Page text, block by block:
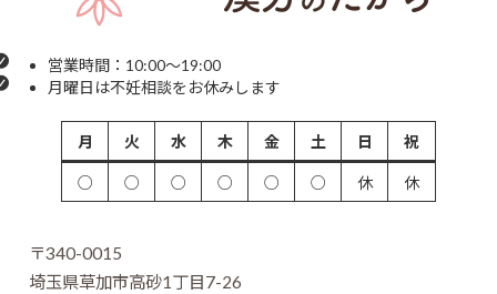
営業時間：10:00～19:00
月曜日は不妊相談をお休みします
月 火 水 木 金 土 日 祝
○ ○ ○ ○ ○ ○ 休 休
〒340-0015
埼玉県草加市高砂1丁目7-26